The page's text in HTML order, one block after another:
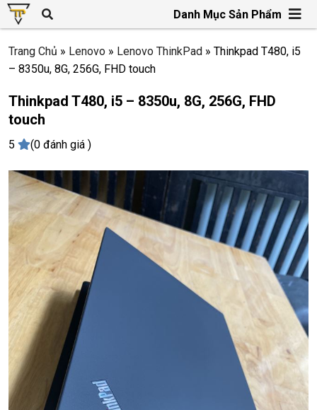
Danh Mục Sản Phẩm
Trang Chủ » Lenovo » Lenovo ThinkPad » Thinkpad T480, i5
– 8350u, 8G, 256G, FHD touch
Thinkpad T480, i5 – 8350u, 8G, 256G, FHD
touch
5 (0 đánh giá )